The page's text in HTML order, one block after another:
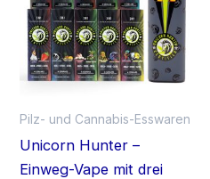
Pilz- und Cannabis-Esswaren
Unicorn Hunter –
Einweg-Vape mit drei